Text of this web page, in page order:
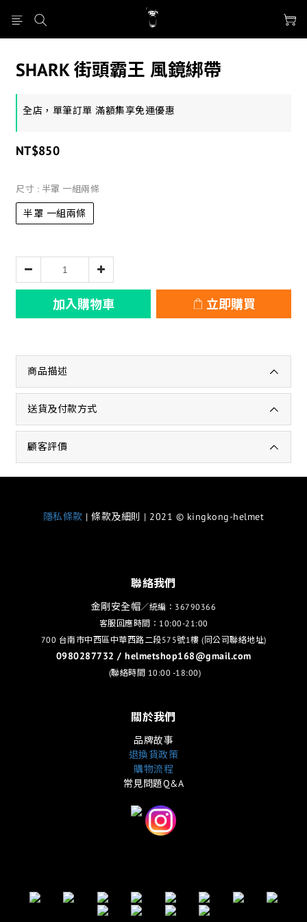
SHARK 街頭霸王 風鏡綁帶
全店，單筆訂單 滿額集享免運優惠
NT$850
尺寸 : 半罩 一組兩條
半罩 一組兩條
加入購物車 立即購買
商品描述
送貨及付款方式
顧客評價
隱私條款 | 條款及細則 | 2021 © kingkong-helmet
聯絡我們
金剛安全帽／統編：36790366
客服回應時間：10:00-21:00
700 台南市中西區中華西路二段575號1樓 (同公司聯絡地址)
0980287732 / helmetshop168@gmail.com
(聯絡時間 10:00 -18:00)
關於我們
品牌故事
退換貨政策
購物流程
常見問題Q&A